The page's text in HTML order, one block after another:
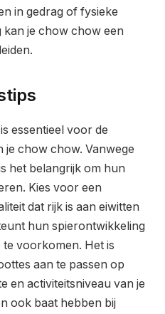
in gedrag of fysieke
kan je chow chow een
essentieel voor de
je chow chow. Vanwege
het belangrijk om hun
Kies voor een
dat rijk is aan eiwitten
hun spierontwikkeling
voorkomen. Het is
aan te passen op
en activiteitsniveau van je
ook baat hebben bij